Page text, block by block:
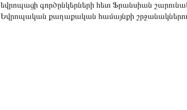
եվրոպացի գործընկերների հետ Ֆրանսիան
Եվրոպական քաղաքական համայնքի